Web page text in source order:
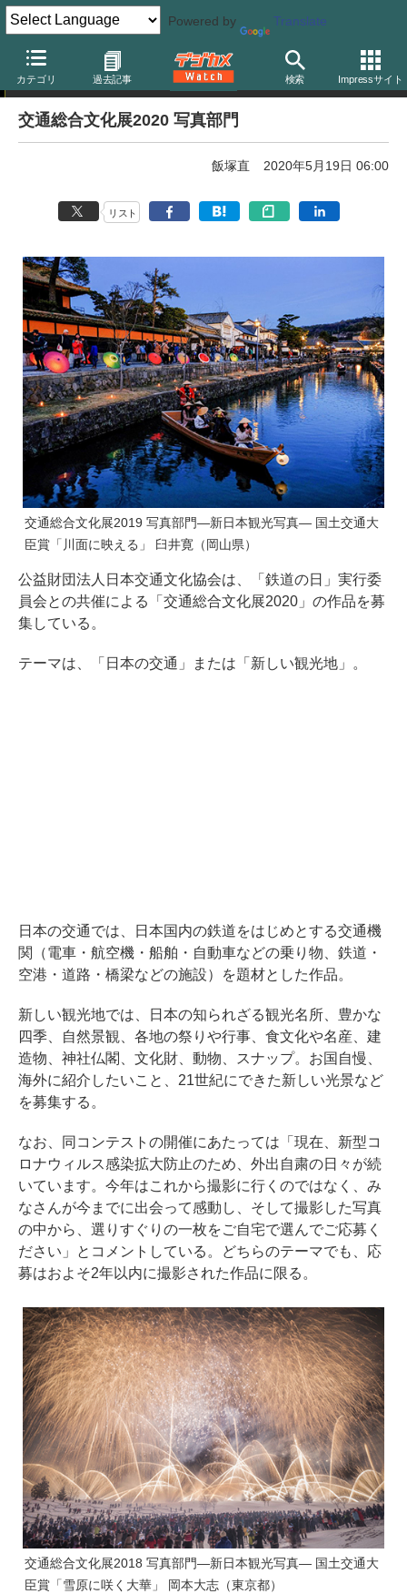
Powered by Translate
カテゴリ 過去記事 検索 Impressサイト
フォトコンテスト
交通総合文化展2020 写真部門
飯塚直 2020年5月19日 06:00
リスト
交通総合文化展2019 写真部門―新日本観光写真― 国土交通大
臣賞「川面に映える」 臼井寛（岡山県）
公益財団法人日本交通文化協会は、「鉄道の日」実行委
員会との共催による「交通総合文化展2020」の作品を募
集している。
テーマは、「日本の交通」または「新しい観光地」。
日本の交通では、日本国内の鉄道をはじめとする交通機
関（電車・航空機・船舶・自動車などの乗り物、鉄道・
空港・道路・橋梁などの施設）を題材とした作品。
新しい観光地では、日本の知られざる観光名所、豊かな
四季、自然景観、各地の祭りや行事、食文化や名産、建
造物、神社仏閣、文化財、動物、スナップ。お国自慢、
海外に紹介したいこと、21世紀にできた新しい光景など
を募集する。
なお、同コンテストの開催にあたっては「現在、新型コ
ロナウィルス感染拡大防止のため、外出自粛の日々が続
いています。今年はこれから撮影に行くのではなく、み
なさんが今までに出会って感動し、そして撮影した写真
の中から、選りすぐりの一枚をご自宅で選んでご応募く
ださい」とコメントしている。どちらのテーマでも、応
募はおよそ2年以内に撮影された作品に限る。
交通総合文化展2018 写真部門―新日本観光写真― 国土交通大
臣賞「雪原に咲く大華」 岡本大志（東京都）